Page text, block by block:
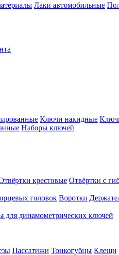
Лаки автомобильные
Ключи накидные
Наборы ключей
крестовые Отвёртки с
головок Воротки
для динамометрических ключей
Пассатижи Тонкогубцы Клещи